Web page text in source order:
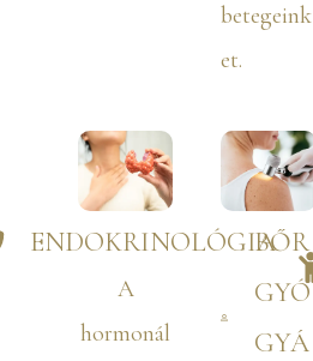
betegeink
et.
ENDOKRINOLÓGIA
A
hormonál
BŐR
GYÓ
GYÁ